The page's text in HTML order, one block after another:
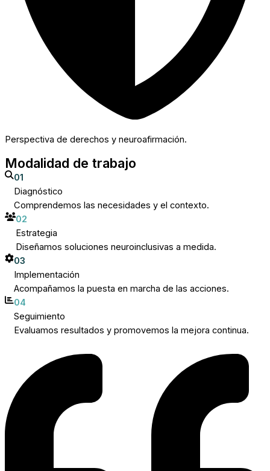
Perspectiva de derechos y neuroafirmación.
Modalidad de trabajo
01
Diagnóstico
Comprendemos las necesidades y el contexto.
02
Estrategia
Diseñamos soluciones neuroinclusivas a medida.
03
Implementación
Acompañamos la puesta en marcha de las acciones.
04
Seguimiento
Evaluamos resultados y promovemos la mejora continua.